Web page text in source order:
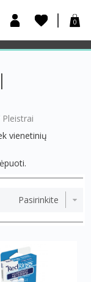
0
Pleistrai
vienetinių